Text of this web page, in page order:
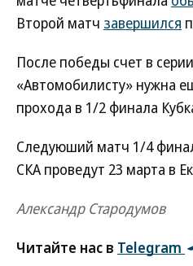
Второй матч завершился
После победы счет в
«Автомобилисту» нужна
прохода в 1/2 финала
Следуюший матч 1/4
СКА проведут 23 марта в
Александр Стародумов
Читайте нас в Telegram